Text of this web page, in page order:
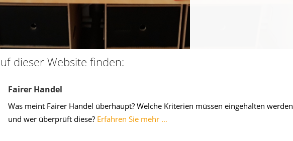
dieser Website finden:
Fairer Handel
Was meint Fairer Handel überhaupt? Welche Kriterien müssen eingehalten werden
und wer überprüft diese? Erfahren Sie mehr …